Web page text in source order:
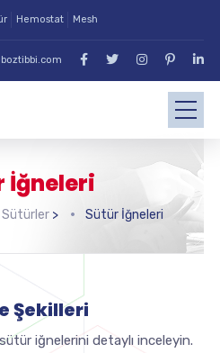
Hemostat Mesh
İğneleri
Sütürler > Sütür İğneleri
Şekilleri
iğnelerini detaylı inceleyin.